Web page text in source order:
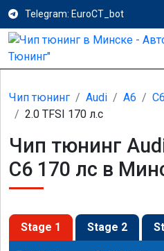
Telegram: EuroCT_bot
Чип тюнинг Audi A6
2.0 TFSI 170 л.с
Чип тюнинг
C6 170 лс в
Stage 1 Stage 2